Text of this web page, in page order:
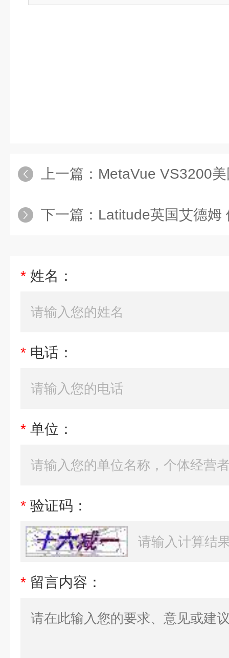
上一篇： MetaVue VS3200美国爱色
下一篇： Latitude英国艾德姆
* 姓名：
* 电话：
* 单位：
* 验证码：
* 留言内容：